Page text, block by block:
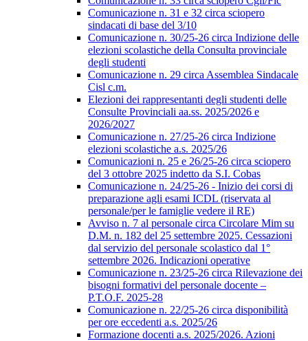
Comunicazione n. 31 e 32 circa sciopero
sindacati di base del 3/10
Comunicazione n. 30/25-26 circa Indizione delle
elezioni scolastiche della Consulta provinciale
degli studenti
Comunicazione n. 29 circa Assemblea Sindacale
Cisl c.m.
Elezioni dei rappresentanti degli studenti delle
Consulte Provinciali aa.ss. 2025/2026 e
2026/2027
Comunicazione n. 27/25-26 circa Indizione
elezioni scolastiche a.s. 2025/26
Comunicazioni n. 25 e 26/25-26 circa sciopero
del 3 ottobre 2025 indetto da S.I. Cobas
Comunicazione n. 24/25-26 - Inizio dei corsi di
preparazione agli esami ICDL (riservata al
personale/per le famiglie vedere il RE)
Avviso n. 7 al personale circa Circolare Mim su
D.M. n. 182 del 25 settembre 2025. Cessazioni
dal servizio del personale scolastico dal 1°
settembre 2026. Indicazioni operative
Comunicazione n. 23/25-26 circa Rilevazione dei
bisogni formativi del personale docente –
P.T.O.F. 2025-28
Comunicazione n. 22/25-26 circa disponibilità
per ore eccedenti a.s. 2025/26
Formazione docenti a.s. 2025/2026. Azioni